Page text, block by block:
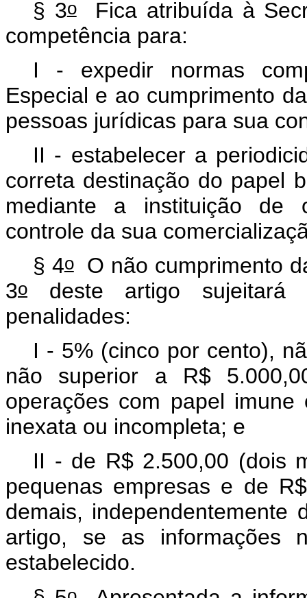
§ 3oFica atribuída à
competência para:
I - expedir normas
Especial e ao cumprimento
pessoas jurídicas para sua
II - estabelecer a
correta destinação do papel
mediante a instituição de
controle da sua
§ 4oO não cumprimento
3o deste artigo sujeitará
penalidades:
I - 5% (cinco por cento),
não superior a R$
operações com papel
inexata ou incompleta; e
II - de R$ 2.500,00 (dois
pequenas empresas e de
demais, independentemente
artigo, se as informações
estabelecido.